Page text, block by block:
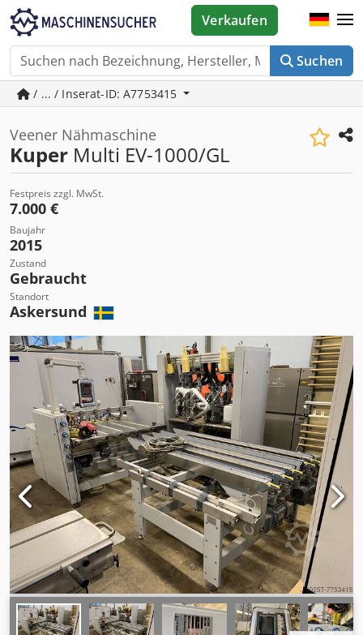
Suchen
Verkaufen
/ ... / Inserat-ID: A7753415
Veener Nähmaschine
Kuper Multi EV-1000/GL
Festpreis zzgl. MwSt.
7.000 €
Baujahr
2015
Zustand
Gebraucht
Standort
Askersund